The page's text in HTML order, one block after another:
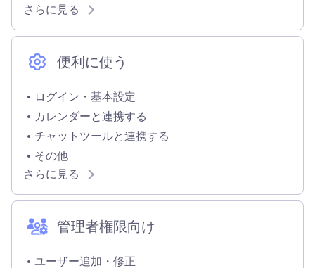
さらに見る
便利に使う
ログイン・基本設定
カレンダーと連携する
チャットツールと連携する
その他
さらに見る
管理者権限向け
ユーザー追加・修正